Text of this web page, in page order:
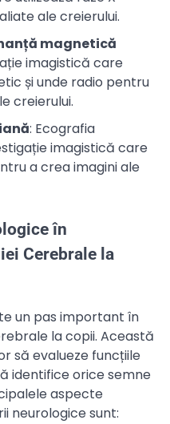
ale creierului.
magnetică
imagistică care
și unde radio pentru
creierului.
: Ecografia
imagistică care
a crea imagini ale
în
Cerebrale la
un pas important în
la copii. Această
să evalueze funcțiile
identifice orice semne
aspecte
neurologice sunt: